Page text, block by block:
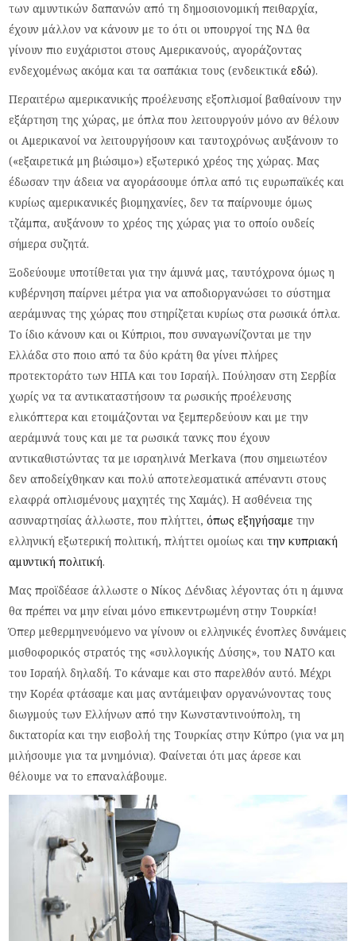
των αμυντικών δαπανών από τη δημοσιονομική πειθαρχία,
έχουν μάλλον να κάνουν με το ότι οι υπουργοί της ΝΔ θα
γίνουν πιο ευχάριστοι στους Αμερικανούς, αγοράζοντας
ενδεχομένως ακόμα και τα σαπάκια τους (ενδεικτικάεδώ).
Περαιτέρω αμερικανικής προέλευσης εξοπλισμοί βαθαίνουν την
εξάρτηση της χώρας, με όπλα που λειτουργούν μόνο αν θέλουν
οι Αμερικανοί να λειτουργήσουν και ταυτοχρόνως αυξάνουν το
(«εξαιρετικά μη βιώσιμο») εξωτερικό χρέος της χώρας. Μας
έδωσαν την άδεια να αγοράσουμε όπλα από τις ευρωπαϊκές και
κυρίως αμερικανικές βιομηχανίες, δεν τα παίρνουμε όμως
τζάμπα, αυξάνουν το χρέος της χώρας για το οποίο ουδείς
σήμερα συζητά.
Ξοδεύουμε υποτίθεται για την άμυνά μας, ταυτόχρονα όμως η
κυβέρνηση παίρνει μέτρα για να αποδιοργανώσει το σύστημα
αεράμυνας της χώρας που στηρίζεται κυρίως στα ρωσικά όπλα.
Το ίδιο κάνουν και οι Κύπριοι, που συναγωνίζονται με την
Ελλάδα στο ποιο από τα δύο κράτη θα γίνει πλήρες
προτεκτοράτο των ΗΠΑ και του Ισραήλ. Πούλησαν στη Σερβία
χωρίς να τα αντικαταστήσουν τα ρωσικής προέλευσης
ελικόπτερα και ετοιμάζονται να ξεμπερδεύουν και με την
αεράμυνά τους και με τα ρωσικά τανκς που έχουν
αντικαθιστώντας τα με ισραηλινά Merkava (που σημειωτέον
δεν αποδείχθηκαν και πολύ αποτελεσματικά απέναντι στους
ελαφρά οπλισμένους μαχητές της Χαμάς). Η ασθένεια της
ασυναρτησίας άλλωστε, που πλήττει,όπως εξηγήσαμετην
ελληνική εξωτερική πολιτική, πλήττει ομοίως καιτην κυπριακή
αμυντική πολιτική.
Μας προϊδέασε άλλωστε ο Νίκος Δένδιας λέγοντας ότι η άμυνα
θα πρέπει να μην είναι μόνο επικεντρωμένη στην Τουρκία!
Όπερ μεθερμηνευόμενο να γίνουν οι ελληνικές ένοπλες δυνάμεις
μισθοφορικός στρατός της «συλλογικής Δύσης», του ΝΑΤΟ και
του Ισραήλ δηλαδή. Το κάναμε και στο παρελθόν αυτό. Μέχρι
την Κορέα φτάσαμε και μας αντάμειψαν οργανώνοντας τους
διωγμούς των Ελλήνων από την Κωνσταντινούπολη, τη
δικτατορία και την εισβολή της Τουρκίας στην Κύπρο (για να μη
μιλήσουμε για τα μνημόνια). Φαίνεται ότι μας άρεσε και
θέλουμε να το επαναλάβουμε.